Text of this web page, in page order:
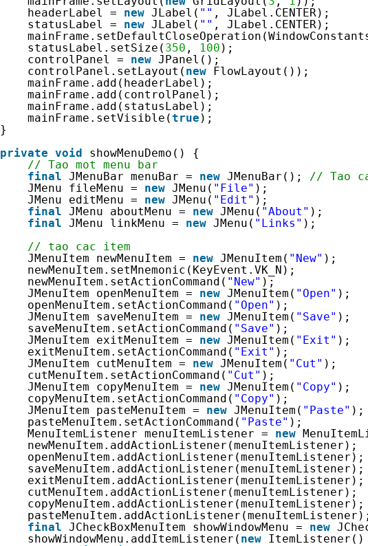
headerLabel = new JLabel( "" , JLabel.CENTER);
statusLabel = new JLabel( "" , JLabel.CENTER);
statusLabel.setSize( 350 , 100 );
controlPanel = new JPanel();
controlPanel.setLayout( new
FlowLayout());
mainFrame.add(headerLabel);
mainFrame.add(controlPanel);
mainFrame.add(statusLabel);
mainFrame.setVisible(true );
}
private void
showMenuDemo() {
// Tao mot menu bar
final JMenuBar menuBar = new JMenuBar();
// Tao
JMenu fileMenu = new JMenu( "File" );
JMenu editMenu = new JMenu( "Edit" );
final JMenu aboutMenu = new JMenu( "About" );
final JMenu linkMenu = new JMenu( "Links" );
// tao cac item
JMenuItem newMenuItem = new JMenuItem( "New" );
newMenuItem.setMnemonic(KeyEvent.VK_N);
newMenuItem.setActionCommand( "New" );
JMenuItem openMenuItem = new JMenuItem( "Open" );
openMenuItem.setActionCommand( "Open" );
JMenuItem saveMenuItem = new JMenuItem( "Save" );
saveMenuItem.setActionCommand( "Save" );
JMenuItem exitMenuItem = new JMenuItem( "Exit" );
exitMenuItem.setActionCommand( "Exit" );
JMenuItem cutMenuItem = new JMenuItem( "Cut" );
cutMenuItem.setActionCommand( "Cut" );
JMenuItem copyMenuItem = new JMenuItem( "Copy" );
copyMenuItem.setActionCommand( "Copy" );
JMenuItem pasteMenuItem = new JMenuItem( "Paste" );
pasteMenuItem.setActionCommand( "Paste" );
MenuItemListener menuItemListener = new
newMenuItem.addActionListener(menuItemListener);
openMenuItem.addActionListener(menuItemListener);
saveMenuItem.addActionListener(menuItemListener);
exitMenuItem.addActionListener(menuItemListener);
cutMenuItem.addActionListener(menuItemListener);
copyMenuItem.addActionListener(menuItemListener);
final JCheckBoxMenuItem showWindowMenu = new
showWindowMenu.addItemListener( new